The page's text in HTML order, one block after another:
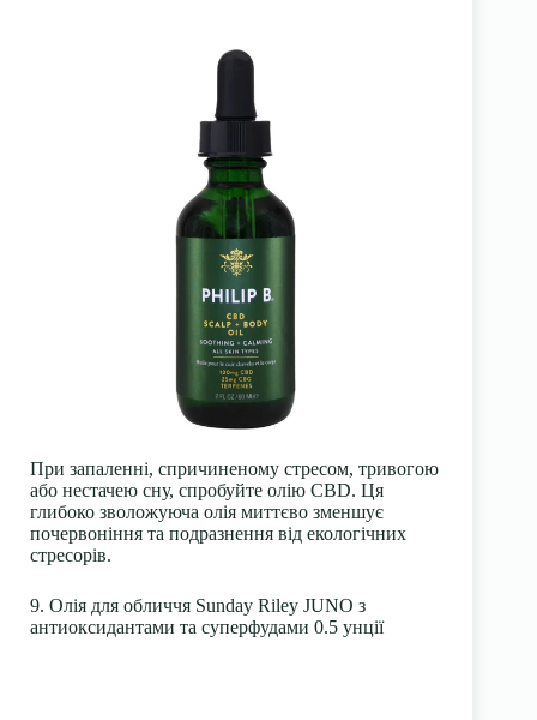
При запаленні, спричиненому стресом, тривогою
або нестачею сну, спробуйте олію CBD. Ця
глибоко зволожуюча олія миттєво зменшує
почервоніння та подразнення від екологічних
стресорів.
9. Олія для обличчя Sunday Riley JUNO з
антиоксидантами та суперфудами 0.5 унції